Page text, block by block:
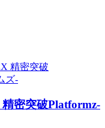
密突破Platformz-